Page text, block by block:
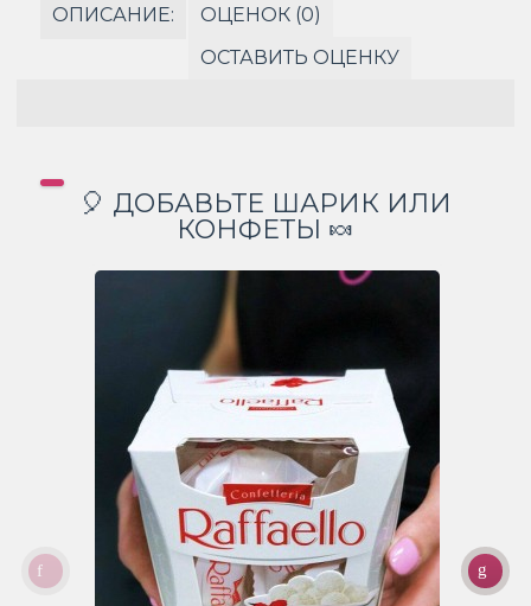
ОПИСАНИЕ:
ОЦЕНОК (0)
ОСТАВИТЬ ОЦЕНКУ
🎈 ДОБАВЬТЕ ШАРИК ИЛИ
КОНФЕТЫ 🍬